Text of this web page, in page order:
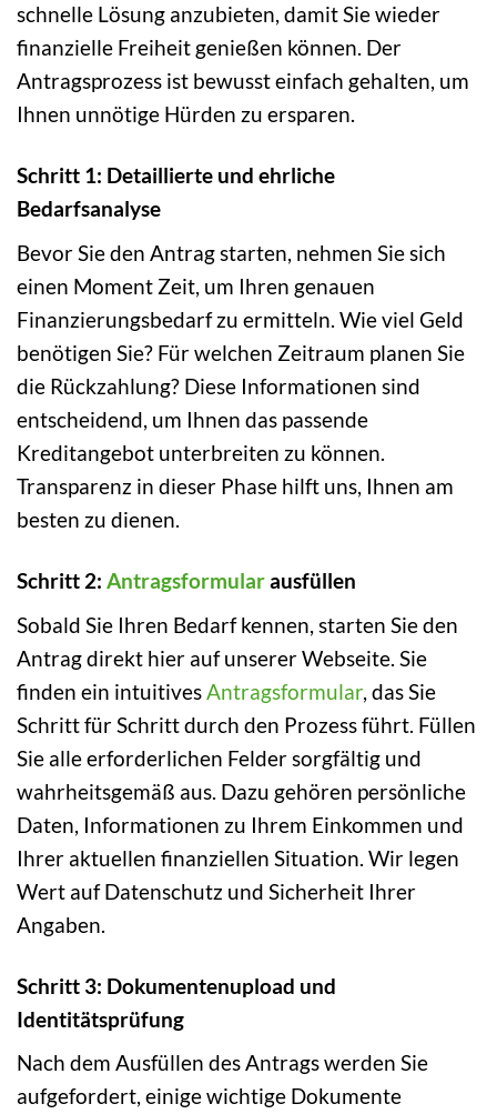
schnelle Lösung anzubieten, damit Sie wieder
finanzielle Freiheit genießen können. Der
Antragsprozess ist bewusst einfach gehalten, um
Ihnen unnötige Hürden zu ersparen.
Schritt 1: Detaillierte und ehrliche
Bedarfsanalyse
Bevor Sie den Antrag starten, nehmen Sie sich
einen Moment Zeit, um Ihren genauen
Finanzierungsbedarf zu ermitteln. Wie viel Geld
benötigen Sie? Für welchen Zeitraum planen Sie
die Rückzahlung? Diese Informationen sind
entscheidend, um Ihnen das passende
Kreditangebot unterbreiten zu können.
Transparenz in dieser Phase hilft uns, Ihnen am
besten zu dienen.
Schritt 2: Antragsformularausfüllen
Sobald Sie Ihren Bedarf kennen, starten Sie den
Antrag direkt hier auf unserer Webseite. Sie
finden ein intuitives Antragsformular, das Sie
Schritt für Schritt durch den Prozess führt. Füllen
Sie alle erforderlichen Felder sorgfältig und
wahrheitsgemäß aus. Dazu gehören persönliche
Daten, Informationen zu Ihrem Einkommen und
Ihrer aktuellen finanziellen Situation. Wir legen
Wert auf Datenschutz und Sicherheit Ihrer
Angaben.
Schritt 3: Dokumentenupload und
Identitätsprüfung
Nach dem Ausfüllen des Antrags werden Sie
aufgefordert, einige wichtige Dokumente